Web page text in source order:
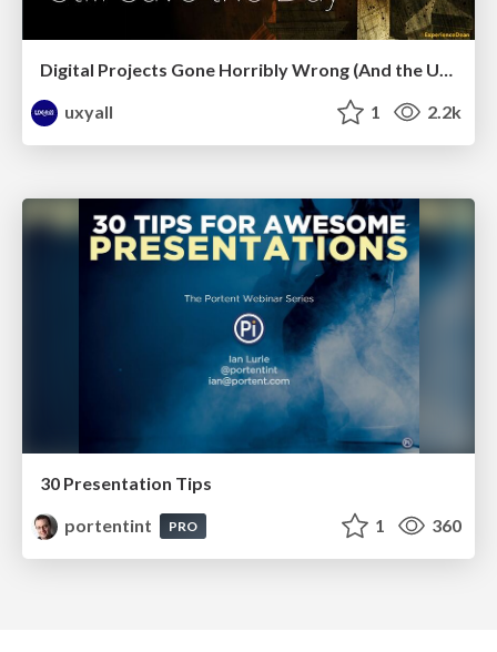
Digital Projects Gone Horribly Wrong (And the UX Pros Who Still Save the Day) - Dean Schuster
uxyall
1 2.2k
30 Presentation Tips
portentint
PRO 1 360